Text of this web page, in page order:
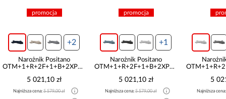
promocja
+2
Narożnik Positano
OTM+1+R+2F+1+B+2XPufa
5 021,10 zł
Najniższa cena:5 579,00 zł
promocja
+1
Narożnik Positano
OTM+1+R+2F+1+B+2XPufa
5 021,10 zł
Najniższa cena:5 579,00 zł
5
Najniższa